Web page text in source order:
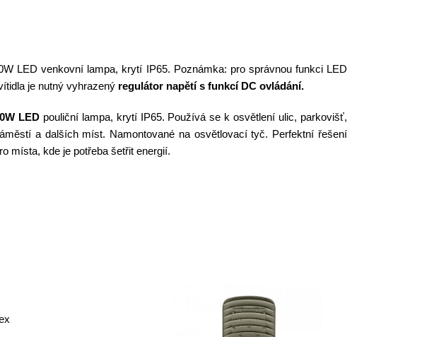
LED venkovní lampa, krytí IP65. Poznámka: pro správnou funkci LED
je nutný vyhrazený regulátor napětí s funkcí DC ovládání.
LEDpouliční lampa, krytí IP65. Používá se k osvětlení ulic, parkovišť,
a dalších míst. Namontované na osvětlovací tyč. Perfektní řešení
místa, kde je potřeba šetřit energií.